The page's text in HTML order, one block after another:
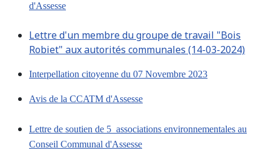
d'Assesse
Lettre d'un membre du groupe de travail "Bois
Robiet" aux autorités communales (14-03-2024)
Interpellation citoyenne du 07 Novembre 2023
Avis de la CCATM d'Assesse
Lettre de soutien de 5 associations environnementales au
Conseil Communal d'Assesse